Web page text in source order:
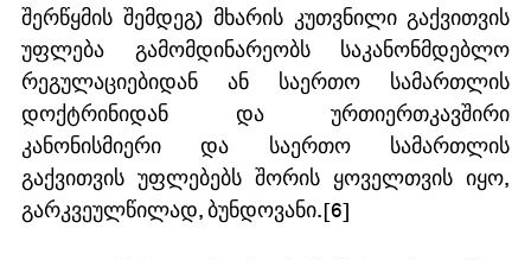
შერწყმის შემდეგ) მხარის კუთვნილი გაქვითვის
უფლება გამომდინარეობს საკანონმდებლო
რეგულაციებიდან ან საერთო სამართლის
დოქტრინიდან და ურთიერთკავშირი
კანონისმიერი და საერთო სამართლის
გაქვითვის უფლებებს შორის ყოველთვის იყო,
გარკვეულწილად, ბუნდოვანი.[6]